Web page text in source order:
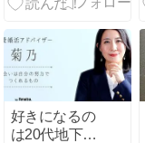
好きになるの
は20代地下ア